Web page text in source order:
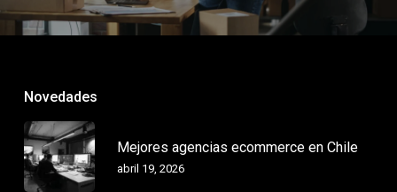
Novedades
Mejores agencias ecommerce en Chile
abril 19, 2026